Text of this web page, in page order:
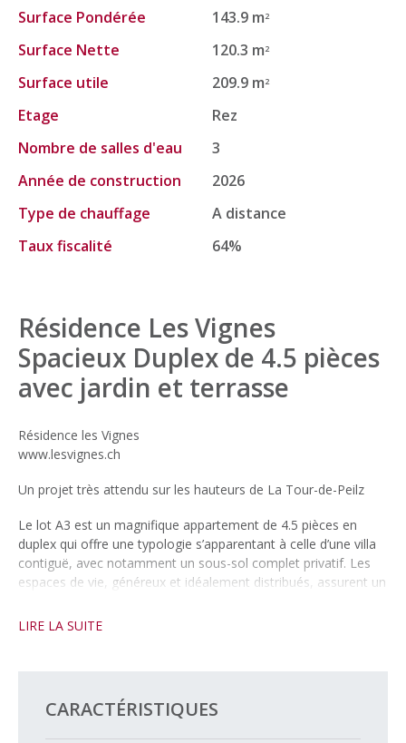
Surface Pondérée
143.9 m2
Surface Nette 120.3 m2
Surface utile 209.9 m2
Etage
Rez
Nombre de salles d'eau
3
Année de construction
2026
Type de chauffage
A distance
Taux fiscalité
64%
Résidence Les Vignes
Spacieux Duplex de 4.5 pièces
avec jardin et terrasse
Résidence les Vignes
www.lesvignes.ch
Un projet très attendu sur les hauteurs de La Tour-de-Peilz
Le lot A3 est un magnifique appartement de 4.5 pièces en
duplex qui offre une typologie s’apparentant à celle d’une villa
contiguë, avec notamment un sous-sol complet privatif. Les
espaces de vie, généreux et idéalement distribués, assurent un
terrasse orientée plein sud, ainsi que d’un balcon à l’étage des
des Vignes, cette nouvelle promotion bénéficie d’une situation
LIRE LA SUITE
CARACTÉRISTIQUES